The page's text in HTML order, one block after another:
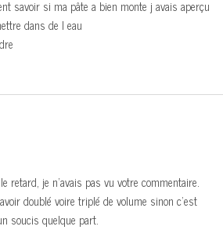
savoir si ma pâte a bien monte j avais aperçu
dans de l eau
retard, je n’avais pas vu votre commentaire.
doublé voire triplé de volume sinon c’est
soucis quelque part.